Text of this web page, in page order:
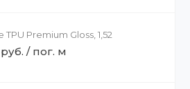
Premium Gloss, 1,52
/ пог. м